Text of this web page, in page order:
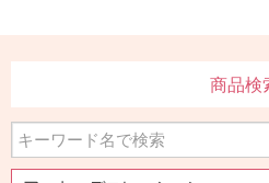
商品検